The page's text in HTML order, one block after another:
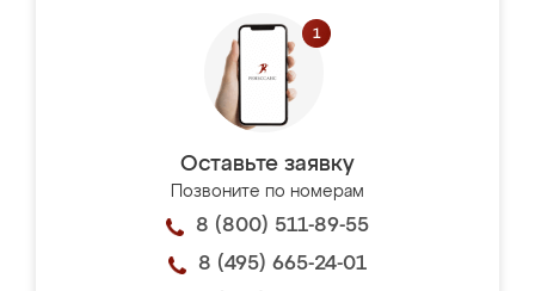
Оставьте заявку
Позвоните по номерам
8 (800) 511-89-55
8 (495) 665-24-01